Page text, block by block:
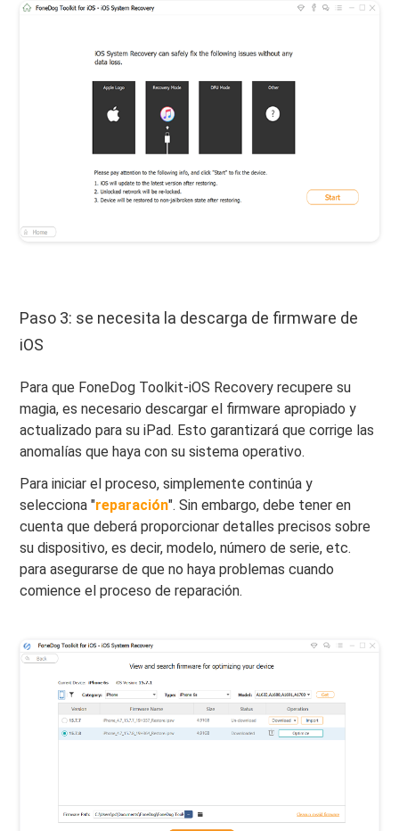
Paso 3: se necesita la descarga de firmware de
iOS
Para que FoneDog Toolkit-iOS Recovery recupere su
magia, es necesario descargar el firmware apropiado y
actualizado para su iPad. Esto garantizará que corrige las
anomalías que haya con su sistema operativo.
Para iniciar el proceso, simplemente continúa y
selecciona "reparación". Sin embargo, debe tener en
cuenta que deberá proporcionar detalles precisos sobre
su dispositivo, es decir, modelo, número de serie, etc.
para asegurarse de que no haya problemas cuando
comience el proceso de reparación.